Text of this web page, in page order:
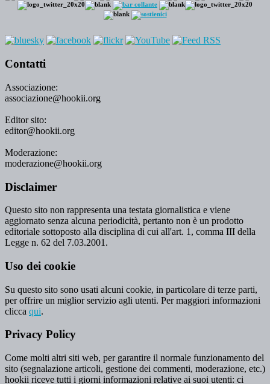
Contatti
Associazione:
associazione@hookii.org
Editor sito:
editor@hookii.org
Moderazione:
moderazione@hookii.org
Disclaimer
Questo sito non rappresenta una testata giornalistica e viene
aggiornato senza alcuna periodicità, pertanto non è un prodotto
editoriale sottoposto alla disciplina di cui all'art. 1, comma III della
Legge n. 62 del 7.03.2001.
Uso dei cookie
Su questo sito sono usati alcuni cookie, in particolare di terze parti,
per offrire un miglior servizio agli utenti. Per maggiori informazioni
clicca qui.
Privacy Policy
Come molti altri siti web, per garantire il normale funzionamento del
sito (segnalazione articoli, gestione dei commenti, moderazione, etc.)
hookii riceve tutti i giorni informazioni relative ai suoi utenti: ci